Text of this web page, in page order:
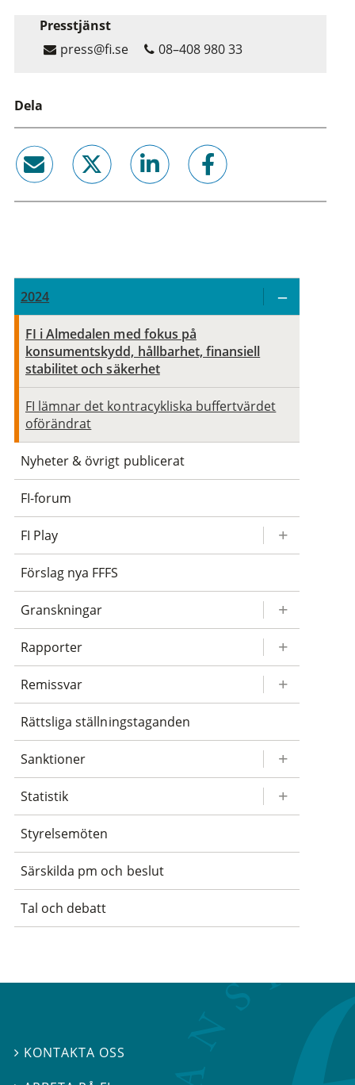
Presstjänst
press@fi.se
08–408 980 33
Dela
2024
FI i Almedalen med fokus på
konsumentskydd, hållbarhet, finansiell
stabilitet och säkerhet
FI lämnar det kontracykliska buffertvärdet
oförändrat
Nyheter & övrigt publicerat
FI-forum
FI Play
Förslag nya FFFS
Granskningar
Rapporter
Remissvar
Rättsliga ställningstaganden
Sanktioner
Statistik
Styrelsemöten
Särskilda pm och beslut
Tal och debatt
 KONTAKTA OSS